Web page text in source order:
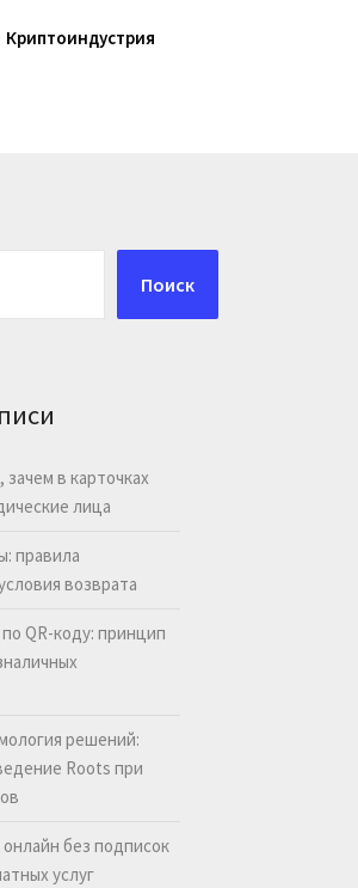
Криптоиндустрия
Поиск
в карточках
лица
правила
возврата
QR-коду: принцип
решений:
Roots при
без подписок
услуг